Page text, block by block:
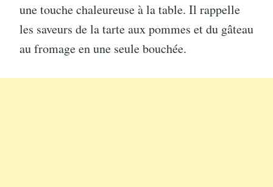
une touche chaleureuse à la table. Il rappelle
les saveurs de la tarte aux pommes et du gâteau
au fromage en une seule bouchée.